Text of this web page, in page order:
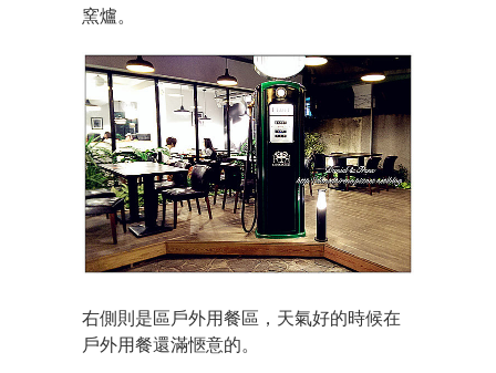
窯爐。
右側則是區戶外用餐區，天氣好的時候在
戶外用餐還滿愜意的。